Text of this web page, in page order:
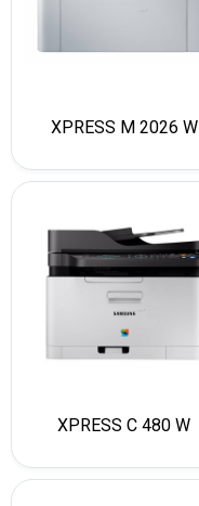
XPRESS M 2026 W
XPRESS C 480 W